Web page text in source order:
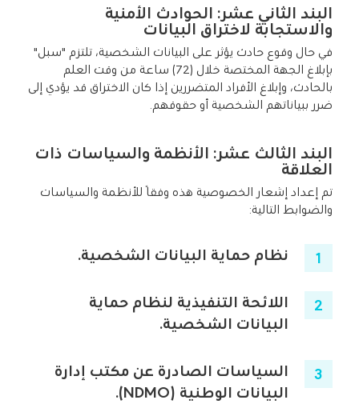
البند الثاني عشر: الحوادث الأمنية
والاستجابة لاختراق البيانات
في حال وقوع حادث يؤثر على البيانات الشخصية، تلتزم "سبل"
بإبلاغ الجهة المختصة خلال (72) ساعة من وقت العلم
بالحادث، وإبلاغ الأفراد المتضررين إذا كان الاختراق قد يؤدي إلى
ضرر ببياناتهم الشخصية أو حقوقهم.
البند الثالث عشر: الأنظمة والسياسات ذات
العلاقة
تم إعداد إشعار الخصوصية هذه وفقًا للأنظمة والسياسات
والضوابط التالية:
نظام حماية البيانات الشخصية.
اللائحة التنفيذية لنظام حماية
البيانات الشخصية.
السياسات الصادرة عن مكتب إدارة
البيانات الوطنية (NDMO).